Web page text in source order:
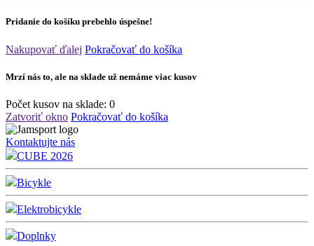
Pridanie do košíku prebehlo úspešne!
Nakupovať ďalej Pokračovať do košíka
Mrzí nás to, ale na sklade už nemáme viac kusov
Počet kusov na sklade: 0
Zatvoriť okno Pokračovať do košíka
Kontaktujte nás
CUBE 2026
Bicykle
Elektrobicykle
Doplnky